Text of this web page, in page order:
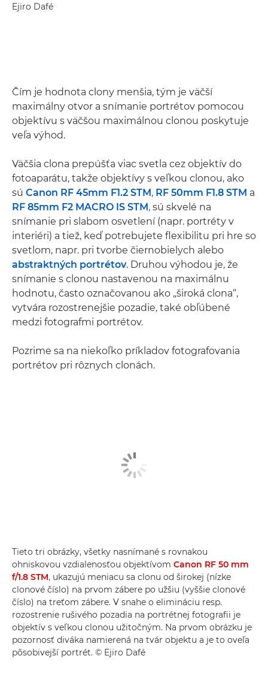
Ejiro Dafé
Čím je hodnota clony menšia, tým je väčší
maximálny otvor a snímanie portrétov pomocou
objektívu s väčšou maximálnou clonou poskytuje
veľa výhod.
Väčšia clona prepúšťa viac svetla cez objektív do
fotoaparátu, takže objektívy s veľkou clonou, ako
sú Canon RF 45mm F1.2 STM, RF 50mm F1.8 STM a
RF 85mm F2 MACRO IS STM, sú skvelé na
snímanie pri slabom osvetlení (napr. portréty v
interiéri) a tiež, keď potrebujete flexibilitu pri hre so
svetlom, napr. pri tvorbe čiernobielych alebo
abstraktných portrétov. Druhou výhodou je, že
snímanie s clonou nastavenou na maximálnu
hodnotu, často označovanou ako „široká clona“,
vytvára rozostrenejšie pozadie, také obľúbené
medzi fotografmi portrétov.
Pozrime sa na niekoľko príkladov fotografovania
portrétov pri rôznych clonách.
Tieto tri obrázky, všetky nasnímané s rovnakou
ohniskovou vzdialenosťou objektívom Canon RF 50 mm
f/1.8 STM, ukazujú meniacu sa clonu od širokej (nízke
clonové číslo) na prvom zábere po užšiu (vyššie clonové
číslo) na treťom zábere. V snahe o elimináciu resp.
rozostrenie rušivého pozadia na portrétnej fotografii je
objektív s veľkou clonou užitočným. Na prvom obrázku je
pozornosť diváka namierená na tvár objektu a je to oveľa
pôsobivejší portrét. © Ejiro Dafé